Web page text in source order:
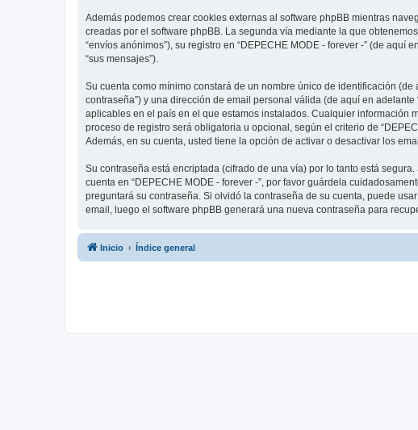
Además podemos crear cookies externas al software phpBB mientras
creadas por el software phpBB. La segunda vía mediante la que
“envíos anónimos”), su registro en “DEPECHE MODE - forever -” (de
“sus mensajes”).
Su cuenta como mínimo constará de un nombre único de identificación
contraseña”) y una dirección de email personal válida (de aquí en
aplicables en el país en el que estamos instalados. Cualquier información
proceso de registro será obligatoria u opcional, según el criterio de
Además, en su cuenta, usted tiene la opción de activar o desactivar los
Su contraseña está encriptada (cifrado de una vía) por lo tanto está
cuenta en “DEPECHE MODE - forever -”, por favor guárdela
preguntará su contraseña. Si olvidó la contraseña de su cuenta, puede
email, luego el software phpBB generará una nueva contraseña para
Inicio Índice general